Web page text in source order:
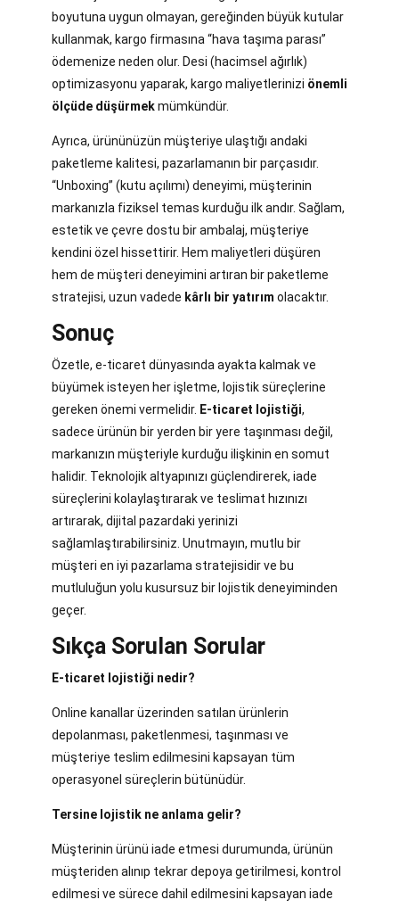
boyutuna uygun olmayan, gereğinden büyük kutular
kullanmak, kargo firmasına “hava taşıma parası”
ödemenize neden olur. Desi (hacimsel ağırlık)
optimizasyonu yaparak, kargo maliyetlerinizi önemli
ölçüde düşürmekmümkündür.
Ayrıca, ürününüzün müşteriye ulaştığı andaki
paketleme kalitesi, pazarlamanın bir parçasıdır.
“Unboxing” (kutu açılımı) deneyimi, müşterinin
markanızla fiziksel temas kurduğu ilk andır. Sağlam,
estetik ve çevre dostu bir ambalaj, müşteriye
kendini özel hissettirir. Hem maliyetleri düşüren
hem de müşteri deneyimini artıran bir paketleme
stratejisi, uzun vadede kârlı bir yatırım olacaktır.
Sonuç
Özetle, e-ticaret dünyasında ayakta kalmak ve
büyümek isteyen her işletme, lojistik süreçlerine
gereken önemi vermelidir. E-ticaret lojistiği,
sadece ürünün bir yerden bir yere taşınması değil,
markanızın müşteriyle kurduğu ilişkinin en somut
halidir. Teknolojik altyapınızı güçlendirerek, iade
süreçlerini kolaylaştırarak ve teslimat hızınızı
artırarak, dijital pazardaki yerinizi
sağlamlaştırabilirsiniz. Unutmayın, mutlu bir
müşteri en iyi pazarlama stratejisidir ve bu
mutluluğun yolu kusursuz bir lojistik deneyiminden
geçer.
Sıkça Sorulan Sorular
E-ticaret lojistiği nedir?
Online kanallar üzerinden satılan ürünlerin
depolanması, paketlenmesi, taşınması ve
müşteriye teslim edilmesini kapsayan tüm
operasyonel süreçlerin bütünüdür.
Tersine lojistik ne anlama gelir?
Müşterinin ürünü iade etmesi durumunda, ürünün
müşteriden alınıp tekrar depoya getirilmesi, kontrol
edilmesi ve sürece dahil edilmesini kapsayan iade